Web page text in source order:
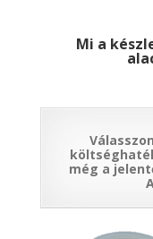
Mi a
még a